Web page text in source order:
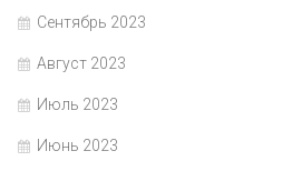
Сентябрь 2023
Август 2023
Июль 2023
Июнь 2023